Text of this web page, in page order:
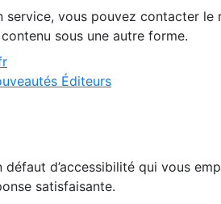
service, vous pouvez contacter
sous une autre forme.
Éditeurs
d’accessibilité qui vous
satisfaisante.